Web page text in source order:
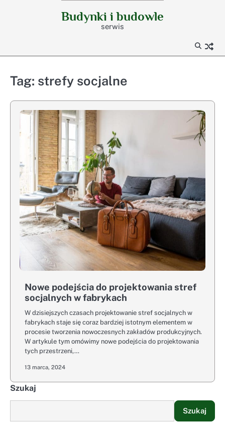
Budynki i budowle
serwis
Tag: strefy socjalne
Nowe podejścia do projektowania stref
socjalnych w fabrykach
W dzisiejszych czasach projektowanie stref socjalnych w
fabrykach staje się coraz bardziej istotnym elementem w
procesie tworzenia nowoczesnych zakładów produkcyjnych.
W artykule tym omówimy nowe podejścia do projektowania
tych przestrzeni,…
13 marca, 2024
Szukaj
Szukaj